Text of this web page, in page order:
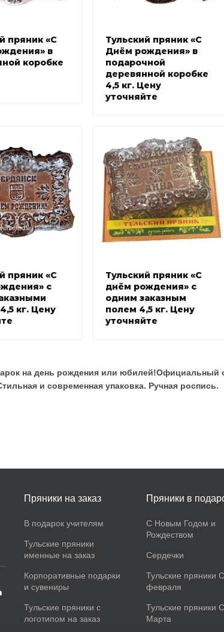
пряник «С
в
коробке
Тульский пряник «С
Днём рождения» в
подарочной
деревянной коробке
4,5 кг. Цену
уточняйте
пряник «С
с
кг. Цену
Тульский пряник «С
днём рождения» с
одним заказным
полем 4,5 кг. Цену
уточняйте
на день рождения или юбилей!Официальный
и современная упаковка. Ручная роспись.
Пряники на заказ
В подарок учителям
Тульские пряники
именные на заказ
Корпоративные подарки
и сувениры
Тульские пряники с
логотипом на заказ
Пряники в
С Новым Годом и
Рождеством
Сердечки
Тульские пряники
февраля
Тульские пряники
Марта